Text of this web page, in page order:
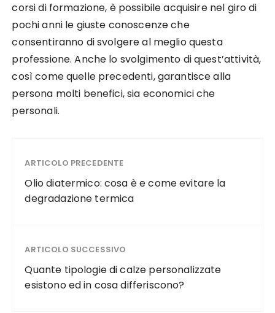
corsi di formazione, è possibile acquisire nel giro di
pochi anni le giuste conoscenze che
consentiranno di svolgere al meglio questa
professione. Anche lo svolgimento di quest’attività,
così come quelle precedenti, garantisce alla
persona molti benefici, sia economici che
personali.
ARTICOLO PRECEDENTE
Olio diatermico: cosa è e come evitare la
degradazione termica
ARTICOLO SUCCESSIVO
Quante tipologie di calze personalizzate
esistono ed in cosa differiscono?